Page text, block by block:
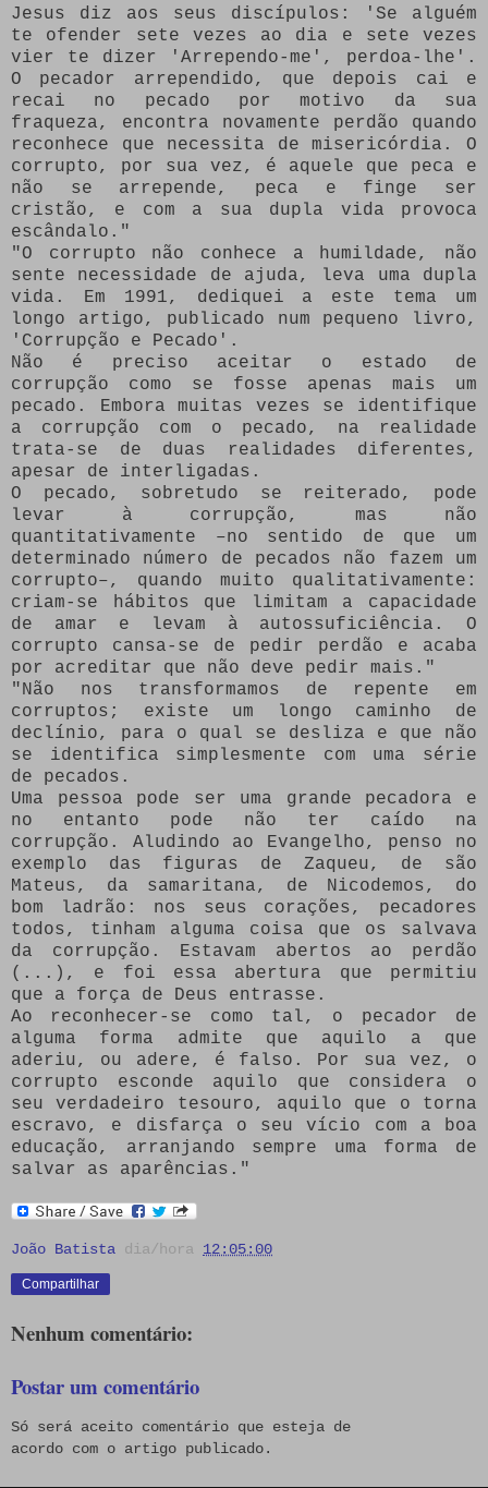
Jesus diz aos seus discípulos: 'Se alguém
te ofender sete vezes ao dia e sete vezes
vier te dizer 'Arrependo-me', perdoa-lhe'.
O pecador arrependido, que depois cai e
recai no pecado por motivo da sua
fraqueza, encontra novamente perdão quando
reconhece que necessita de misericórdia. O
corrupto, por sua vez, é aquele que peca e
não se arrepende, peca e finge ser
cristão, e com a sua dupla vida provoca
escândalo."
"O corrupto não conhece a humildade, não
sente necessidade de ajuda, leva uma dupla
vida. Em 1991, dediquei a este tema um
longo artigo, publicado num pequeno livro,
'Corrupção e Pecado'.
Não é preciso aceitar o estado de
corrupção como se fosse apenas mais um
pecado. Embora muitas vezes se identifique
a corrupção com o pecado, na realidade
trata-se de duas realidades diferentes,
apesar de interligadas.
O pecado, sobretudo se reiterado, pode
levar à corrupção, mas não
quantitativamente –no sentido de que um
determinado número de pecados não fazem um
corrupto–, quando muito qualitativamente:
criam-se hábitos que limitam a capacidade
de amar e levam à autossuficiência. O
corrupto cansa-se de pedir perdão e acaba
por acreditar que não deve pedir mais."
"Não nos transformamos de repente em
corruptos; existe um longo caminho de
declínio, para o qual se desliza e que não
se identifica simplesmente com uma série
de pecados.
Uma pessoa pode ser uma grande pecadora e
no entanto pode não ter caído na
corrupção. Aludindo ao Evangelho, penso no
exemplo das figuras de Zaqueu, de são
Mateus, da samaritana, de Nicodemos, do
bom ladrão: nos seus corações, pecadores
todos, tinham alguma coisa que os salvava
da corrupção. Estavam abertos ao perdão
(...), e foi essa abertura que permitiu
que a força de Deus entrasse.
Ao reconhecer-se como tal, o pecador de
alguma forma admite que aquilo a que
aderiu, ou adere, é falso. Por sua vez, o
corrupto esconde aquilo que considera o
seu verdadeiro tesouro, aquilo que o torna
escravo, e disfarça o seu vício com a boa
educação, arranjando sempre uma forma de
salvar as aparências."
João Batista dia/hora 12:05:00
Compartilhar
Nenhum comentário:
Postar um comentário
Só será aceito comentário que esteja de
acordo com o artigo publicado.